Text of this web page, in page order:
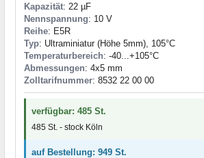
Kapazität: 22 µF
Nennspannung: 10 V
Reihe: E5R
Typ: Ultraminiatur (Höhe 5mm), 105°C
Temperaturbereich: -40...+105°C
Abmessungen: 4x5 mm
Zolltarifnummer: 8532 22 00 00
verfügbar: 485 St.
485 St. - stock Köln
auf Bestellung: 949 St.